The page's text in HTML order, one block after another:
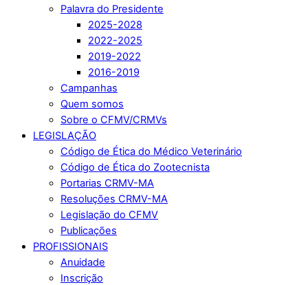
Palavra do Presidente
2025-2028
2022-2025
2019-2022
2016-2019
Campanhas
Quem somos
Sobre o CFMV/CRMVs
LEGISLAÇÃO
Código de Ética do Médico Veterinário
Código de Ética do Zootecnista
Portarias CRMV-MA
Resoluções CRMV-MA
Legislação do CFMV
Publicações
PROFISSIONAIS
Anuidade
Inscrição